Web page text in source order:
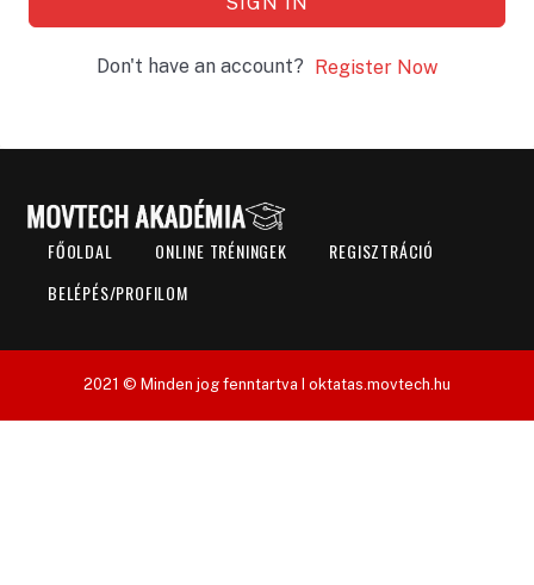
Don't have an account? Register Now
FŐOLDAL ONLINE TRÉNINGEK
REGISZTRÁCIÓ
BELÉPÉS/PROFILOM
2021 © Minden jog fenntartva I oktatas.movtech.hu